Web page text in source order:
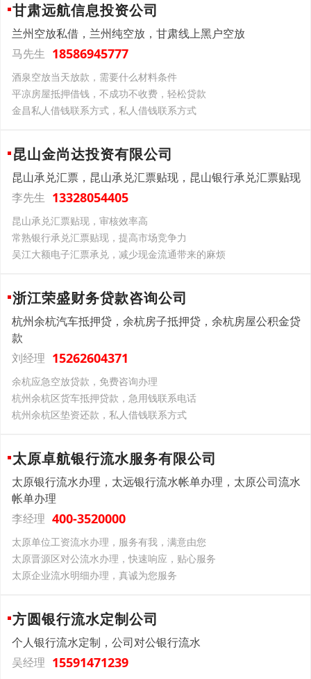
甘肃远航信息投资公司
兰州空放私借，兰州纯空放，甘肃线上黑户空放
马先生 18586945777
酒泉空放当天放款，需要什么材料条件
平凉房屋抵押借钱，不成功不收费，轻松贷款
金昌私人借钱联系方式，私人借钱联系方式
昆山金尚达投资有限公司
昆山承兑汇票，昆山承兑汇票贴现，昆山银行承兑汇票贴现
李先生 13328054405
昆山承兑汇票贴现，审核效率高
常熟银行承兑汇票贴现，提高市场竞争力
吴江大额电子汇票承兑，减少现金流通带来的麻烦
浙江荣盛财务贷款咨询公司
杭州余杭汽车抵押贷，余杭房子抵押贷，余杭房屋公积金贷
款
刘经理 15262604371
余杭应急空放贷款，免费咨询办理
杭州余杭区货车抵押贷款，急用钱联系电话
杭州余杭区垫资还款，私人借钱联系方式
太原卓航银行流水服务有限公司
太原银行流水办理，太远银行流水帐单办理，太原公司流水
帐单办理
李经理 400-3520000
太原单位工资流水办理，服务有我，满意由您
太原晋源区对公流水办理，快速响应，贴心服务
太原企业流水明细办理，真诚为您服务
方圆银行流水定制公司
个人银行流水定制，公司对公银行流水
吴经理 15591471239